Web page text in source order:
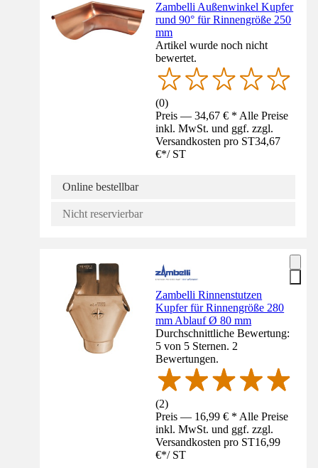
Zambelli Außenwinkel Kupfer
rund 90° für Rinnengröße 250
mm
Artikel wurde noch nicht
bewertet.
(0)
Preis — 34,67 € * Alle Preise
inkl. MwSt. und ggf. zzgl.
Versandkosten pro ST34,67
€*/ ST
Online bestellbar
Nicht reservierbar
Zambelli Rinnenstutzen
Kupfer für Rinnengröße 280
mm Ablauf Ø 80 mm
Durchschnittliche Bewertung:
5 von 5 Sternen. 2
Bewertungen.
(2)
Preis — 16,99 € * Alle Preise
inkl. MwSt. und ggf. zzgl.
Versandkosten pro ST16,99
€*/ ST